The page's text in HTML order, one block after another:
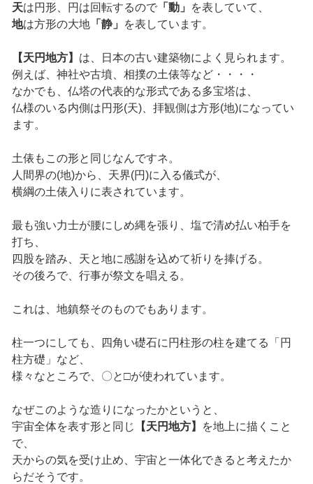
天は円形、円は回転するので「動」
を表していて、
地は方形の大地「静」 を表しています。
【天円地方】 は、日本の古い建築物によく見られます。
例えば、神社や古墳、相撲の土俵等など・・・・
なかでも、仏塔の代表的な形式である多宝塔は、
仏様のいる内側は円形(天)、拝観側は方形(地)になってい
ます。
土俵もこの形と同じなんですネ。
人間界の(地)から、天界(円)に入る儀式が、
横綱の土俵入りに表されています。
最も強い力士が腰にしめ縄を張り、塩で清め払い柏手を
打ち、
四股を踏み、天と地に感謝を込めて祈りを捧げる。
その後ろで、行事が祭文を唱える。
これは、地鎮祭そのものでもあります。
柱一つにしても、四角い礎石に円柱形の柱を建てる「円
柱方礎」など、
様々なところで、〇と□が使われています。
なぜこのような造りになったかというと、
宇宙全体を表す形と同じ
【天円地方】
を地上に描くこと
で、
天からの気を受け止め、宇宙と一体化できると考えたか
らだそうです。